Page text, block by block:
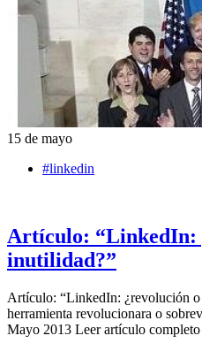
15 de mayo
#linkedin
Artículo: “LinkedIn:
inutilidad?”
Artículo: “LinkedIn: ¿revolución
herramienta revolucionara o
Mayo 2013 Leer artículo completo